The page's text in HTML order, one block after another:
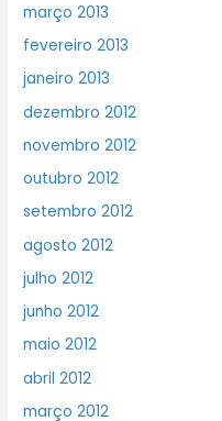
março 2013
fevereiro 2013
janeiro 2013
dezembro 2012
novembro 2012
outubro 2012
setembro 2012
agosto 2012
julho 2012
junho 2012
maio 2012
abril 2012
março 2012